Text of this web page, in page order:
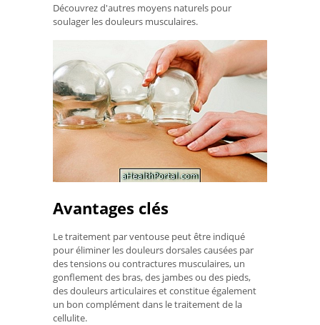
Découvrez d'autres moyens naturels pour
soulager les douleurs musculaires.
Avantages clés
Le traitement par ventouse peut être indiqué
pour éliminer les douleurs dorsales causées par
des tensions ou contractures musculaires, un
gonflement des bras, des jambes ou des pieds,
des douleurs articulaires et constitue également
un bon complément dans le traitement de la
cellulite.